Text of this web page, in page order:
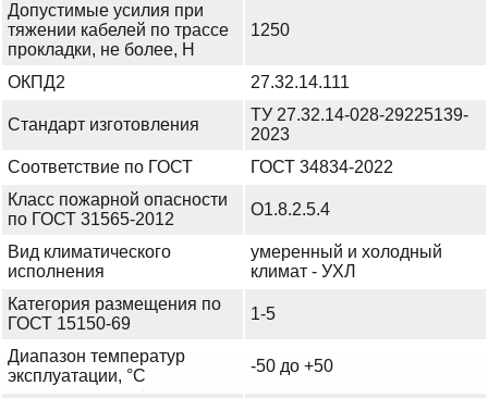
Допустимые усилия при
тяжении кабелей по трассе
прокладки, не более, Н
1250
ОКПД2 27.32.14.111
Стандарт изготовления
ТУ 27.32.14-028-29225139-
2023
Соответствие по ГОСТ
ГОСТ 34834-2022
Класс пожарной опасности
по ГОСТ 31565-2012
О1.8.2.5.4
Вид климатического
исполнения
умеренный и холодный
климат - УХЛ
Категория размещения по
ГОСТ 15150-69
1-5
Диапазон температур
эксплуатации, °С
-50 до +50